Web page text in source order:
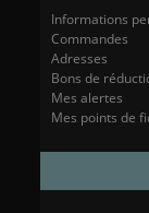
Informations
Commandes
Adresses
Bons de
Mes alertes
Mes points de